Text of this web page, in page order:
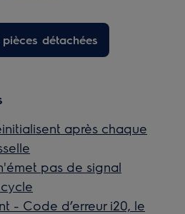
détachées
après chaque
pas de signal
- Code d’erreur i20, le